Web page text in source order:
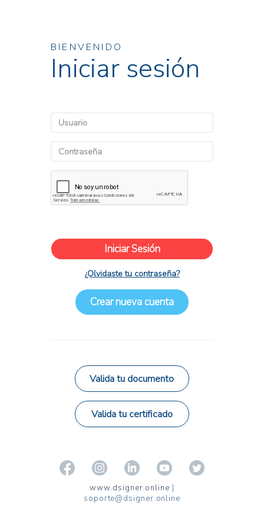
BIENVENIDO
Iniciar sesión
Iniciar Sesión
¿Olvidaste tu contraseña?
Crear nueva cuenta
Valida tu documento
Valida tu certificado
www.dsigner.online |
soporte@dsigner.online